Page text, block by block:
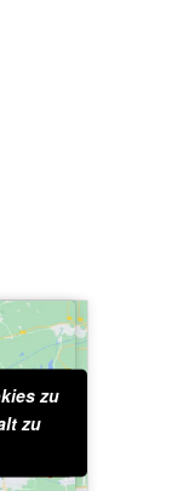
zu
zu
zu
zu